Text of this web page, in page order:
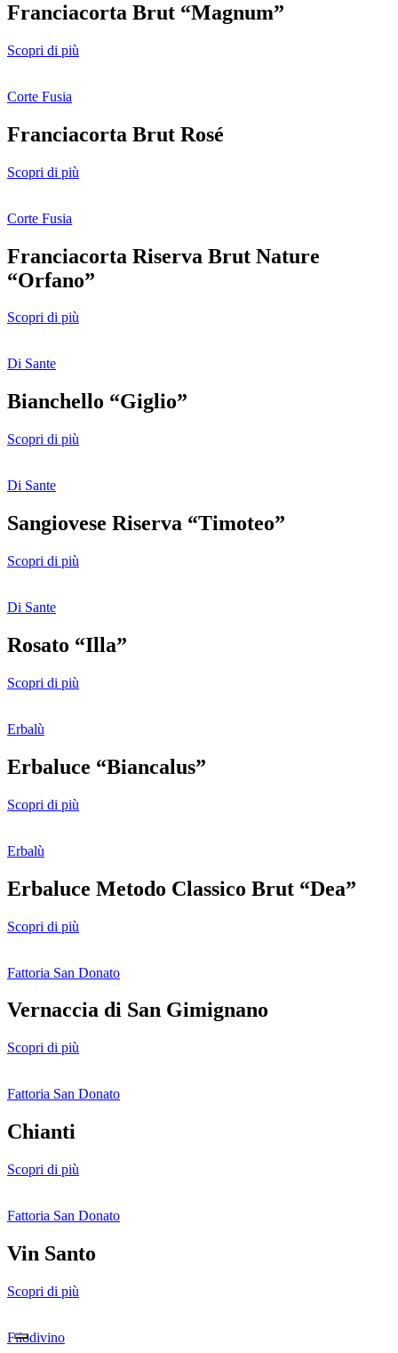
Franciacorta Brut “Magnum”
Scopri di più
Corte Fusia
Franciacorta Brut Rosé
Scopri di più
Corte Fusia
Franciacorta Riserva Brut Nature
“Orfano”
Scopri di più
Di Sante
Bianchello “Giglio”
Scopri di più
Di Sante
Sangiovese Riserva “Timoteo”
Scopri di più
Di Sante
Rosato “Illa”
Scopri di più
Erbalù
Erbaluce “Biancalus”
Scopri di più
Erbalù
Erbaluce Metodo Classico Brut “Dea”
Scopri di più
Fattoria San Donato
Vernaccia di San Gimignano
Scopri di più
Fattoria San Donato
Chianti
Scopri di più
Fattoria San Donato
Vin Santo
Scopri di più
Filodivino